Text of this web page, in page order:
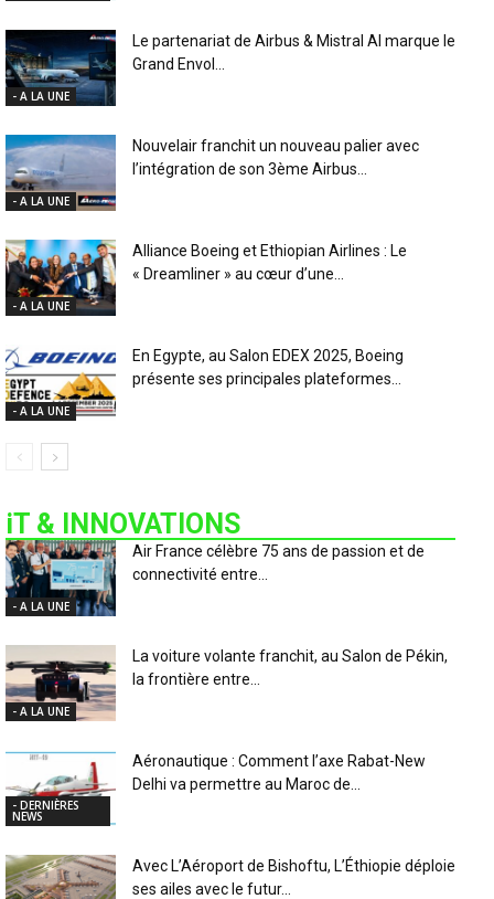
- A LA UNE
Le partenariat de Airbus & Mistral AI marque le
Grand Envol...
- A LA UNE
Nouvelair franchit un nouveau palier avec
l’intégration de son 3ème Airbus...
- A LA UNE
Alliance Boeing et Ethiopian Airlines : Le
« Dreamliner » au cœur d’une...
- A LA UNE
En Egypte, au Salon EDEX 2025, Boeing
présente ses principales plateformes...
iT & INNOVATIONS
- A LA UNE
Air France célèbre 75 ans de passion et de
connectivité entre...
- A LA UNE
La voiture volante franchit, au Salon de Pékin,
la frontière entre...
- DERNIÈRES
NEWS
Aéronautique : Comment l’axe Rabat-New
Delhi va permettre au Maroc de...
Avec L’Aéroport de Bishoftu, L’Éthiopie déploie
ses ailes avec le futur...